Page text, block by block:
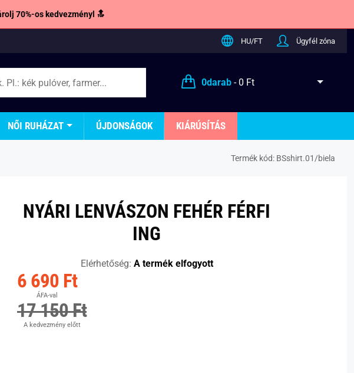
70%-os kedvezményl 🔝
HU/FT Ügyfél zóna
0darab- 0 Ft
NŐI RUHÁZAT ÚJDONSÁGOK KIÁRÚSÍTÁS
Termék kód: BSshirt.01/biela
NYÁRI LENVÁSZON FEHÉR FÉRFI
ING
Elérhetőség: A termék elfogyott
6 690 Ft
ÁFA-val
17 150 Ft
A kedvezmény előtt